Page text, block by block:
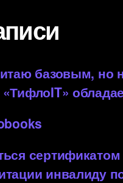
базовым, но
инвалиду